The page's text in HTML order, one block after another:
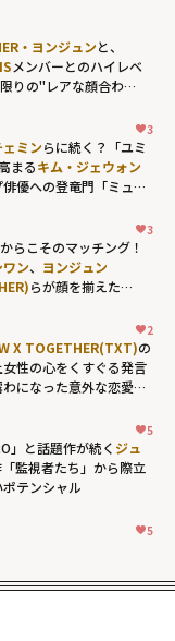
・ヨンジュンと、
メンバーとのハイレベ
りの"レアな顔合わ
歌謡大祭典」
3
ェミンらに続く？「ユミ
まるキム・ジェウォン
優への登竜門「ミュー
3
らこそのマッチング！
ワン、 ヨンジュン
らが顔を揃えた
2
X TOGETHER(TXT)の
性の心をくすぐる発言
になった意外な恋愛傾
5
」と話題作が続く ジュ
監視者たち」から際立
テンシャル
5